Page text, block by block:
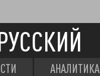
АНАЛИТИКА